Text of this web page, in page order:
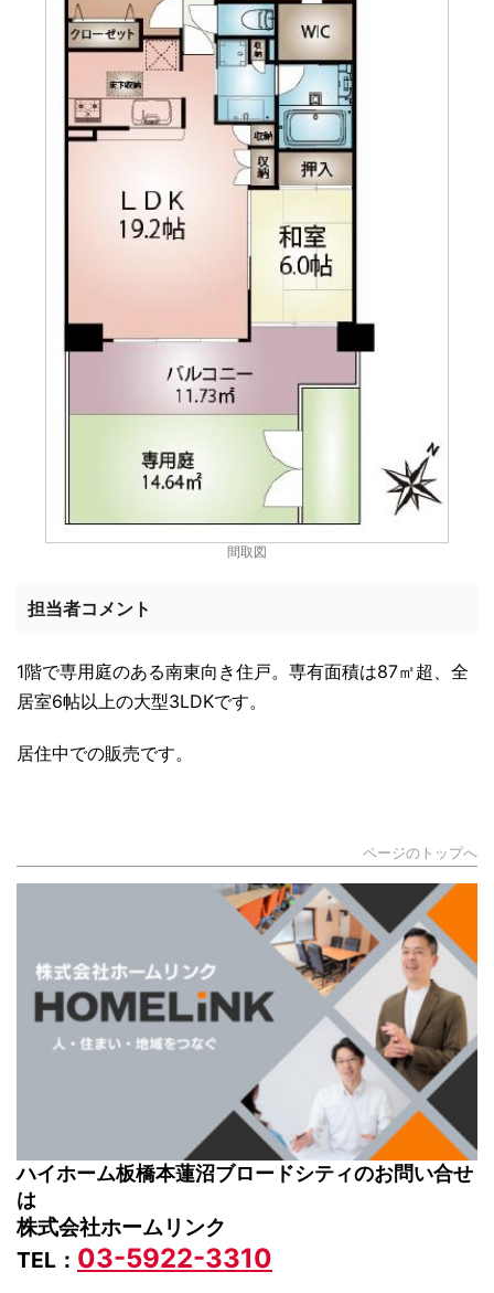
間取図
担当者コメント
1階で専用庭のある南東向き住戸。専有面積は87㎡超、全
居室6帖以上の大型3LDKです。
居住中での販売です。
ページのトップへ
ハイホーム板橋本蓮沼ブロードシティのお問い合せ
は
株式会社ホームリンク
TEL： 03-5922-3310